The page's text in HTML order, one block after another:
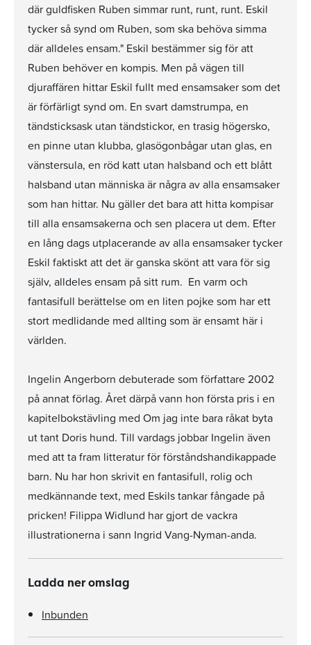
där guldfisken Ruben simmar runt, runt, runt. Eskil
tycker så synd om Ruben, som ska behöva simma
där alldeles ensam." Eskil bestämmer sig för att
Ruben behöver en kompis. Men på vägen till
djuraffären hittar Eskil fullt med ensamsaker som det
är förfärligt synd om. En svart damstrumpa, en
tändsticksask utan tändstickor, en trasig högersko,
en pinne utan klubba, glasögonbågar utan glas, en
vänstersula, en röd katt utan halsband och ett blått
halsband utan människa är några av alla ensamsaker
som han hittar. Nu gäller det bara att hitta kompisar
till alla ensamsakerna och sen placera ut dem. Efter
en lång dags utplacerande av alla ensamsaker tycker
Eskil faktiskt att det är ganska skönt att vara för sig
själv, alldeles ensam på sitt rum. En varm och
fantasifull berättelse om en liten pojke som har ett
stort medlidande med allting som är ensamt här i
världen.
Ingelin Angerborn debuterade som författare 2002
på annat förlag. Året därpå vann hon första pris i en
kapitelbokstävling med Om jag inte bara råkat byta
ut tant Doris hund. Till vardags jobbar Ingelin även
med att ta fram litteratur för förståndshandikappade
barn. Nu har hon skrivit en fantasifull, rolig och
medkännande text, med Eskils tankar fångade på
pricken! Filippa Widlund har gjort de vackra
illustrationerna i sann Ingrid Vang-Nyman-anda.
Ladda ner omslag
Inbunden